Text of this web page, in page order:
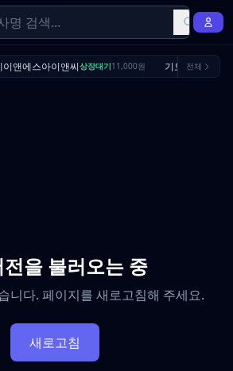
이앤에스아이앤씨상장대기11,000원 기도산업 수요예
전체
을 불러오는 중
니다. 페이지를 새로고침해 주세요.
새로고침